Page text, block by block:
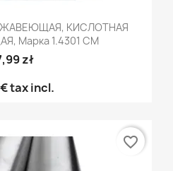
КИСЛОТНАЯ
Марка 1.4301 CM
zł
tax incl.
favorite_border